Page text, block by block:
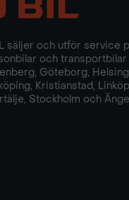
säljer och utför service
och transportbilar
Göteborg,
Kristianstad,
Stockholm och